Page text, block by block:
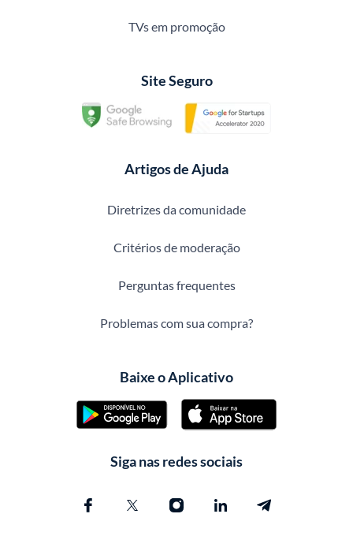
TVs em promoção
Site Seguro
Artigos de Ajuda
Diretrizes da comunidade
Critérios de moderação
Perguntas frequentes
Problemas com sua compra?
Baixe o Aplicativo
Siga nas redes sociais